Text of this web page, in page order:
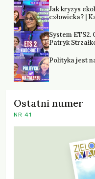
Jak kryzys
człowieka? |
System ETS2.
Patryk
Polityka jest
Ostatni numer
NR 41